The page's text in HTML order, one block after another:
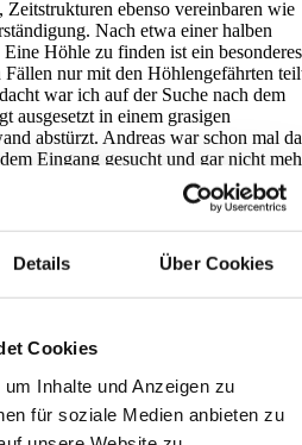
Details Über Cookies
Cookies
Inhalte und Anzeigen zu
für soziale Medien anbieten zu
ebenso vereinbaren wie
Nach etwa einer halben
Höhle zu finden ist ein besonderes
Fällen nur mit den Höhlengefährten
war ich auf der Suche nach dem
ausgesetzt in einem grasigen
abstürzt. Andreas war schon mal
Eingang gesucht und gar nicht
der Nähe dieses Grashangs befinde,
Zweifel, ob nicht die ganze
an diesem Tag sehr schnell
niedrig war, weit in das
„Stiller“ (1975, 158f) eine
„Natürlich ritt ich schon
damit man mir nicht auf die
mit einer Laterne, um in ihre
war auf allerlei gefaßt, bloß nicht